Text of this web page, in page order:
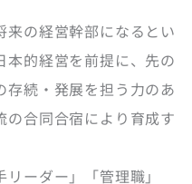
来の経営幹部になるとい
本的経営を前提に、先の
存続・発展を担う力のあ
の合同合宿により育成す
ーダー」「管理職」